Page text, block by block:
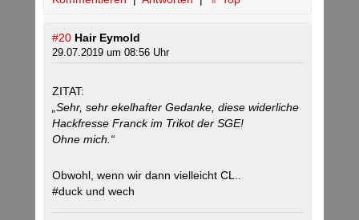
#20 Hair Eymold
29.07.2019 um 08:56 Uhr
ZITAT:
„Sehr, sehr ekelhafter Gedanke, diese widerliche
Hackfresse Franck im Trikot der SGE!
Ohne mich.“
Obwohl, wenn wir dann vielleicht CL..
#duck und wech